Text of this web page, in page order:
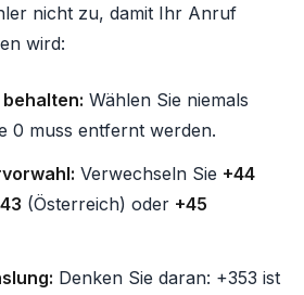
nicht zu, damit Ihr Anruf
wird:
Wählen Sie niemals
0 muss entfernt werden.
Verwechseln Sie +44
(Österreich) oder +45
Denken Sie daran: +353 ist